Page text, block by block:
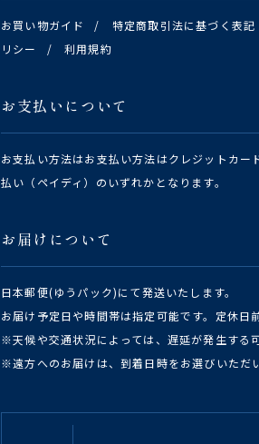
お買い物ガイド / 特定商取引法に基づく表記
リシー
/ 利用規約
お支払いについて
お支払い方法はお支払い方法はクレジットカ
払い（ペイディ）のいずれかとなります。
お届けについて
日本郵便(ゆうパック)にて発送いたします。
お届け予定日や時間帯は指定可能です。定休日
※天候や交通状況によっては、遅延が発生する
※遠方へのお届けは、到着日時をお選びいただ